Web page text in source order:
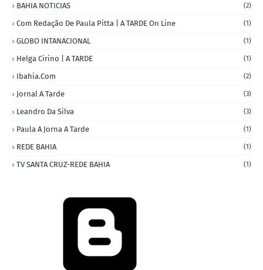
BAHIA NOTICIAS (2)
Com Redação De Paula Pitta | A TARDE On Line (1)
GLOBO INTANACIONAL (1)
Helga Cirino | A TARDE (1)
Ibahia.com (2)
Jornal A Tarde (3)
Leandro Da Silva (3)
Paula A Jorna A Tarde (1)
REDE BAHIA (1)
TV SANTA CRUZ-REDE BAHIA (1)